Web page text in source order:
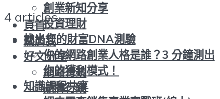
創業新知分享
投資理財
找出您的財富DNA測驗
你的網路創業人格是誰？3 分鐘測出
你的獲利模式！
知識課程共享
頁首
關於我
好文分享
網路行銷
品牌行銷
4 articles